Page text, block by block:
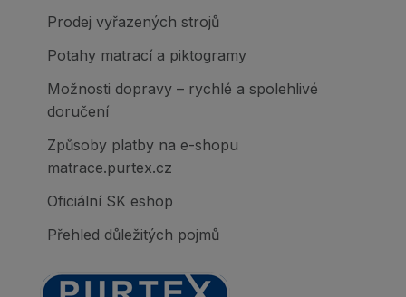
Prodej vyřazených strojů
Potahy matrací a piktogramy
Možnosti dopravy – rychlé a spolehlivé
doručení
Způsoby platby na e-shopu
matrace.purtex.cz
Oficiální SK eshop
Přehled důležitých pojmů